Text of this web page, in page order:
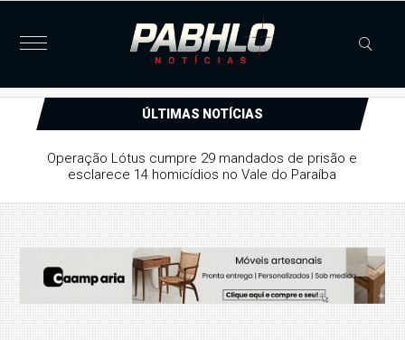
ÚLTIMAS NOTÍCIAS
Justiça concede liberdade provisória a suspeito de série
de furtos e arrombamentos em Patos